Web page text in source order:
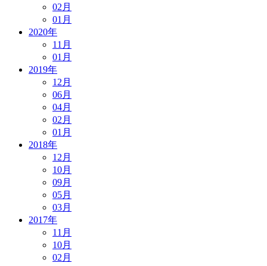
02月
01月
2020年
11月
01月
2019年
12月
06月
04月
02月
01月
2018年
12月
10月
09月
05月
03月
2017年
11月
10月
02月